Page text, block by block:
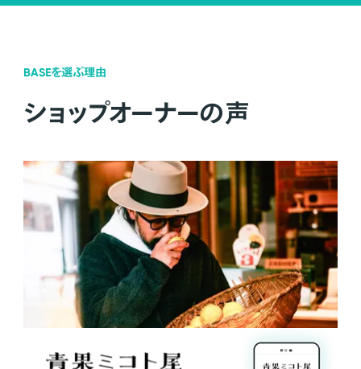
BASEを選ぶ理由
ショップオーナーの声